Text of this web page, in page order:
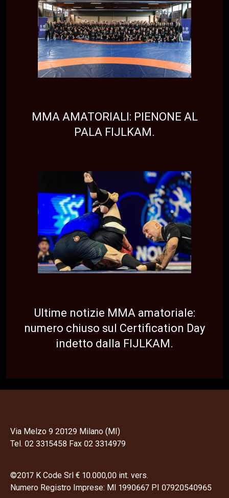
MMA AMATORIALI: PIENONE AL
PALA FIJLKAM.
Ultime notizie MMA amatoriale:
numero chiuso sul Certification Day
indetto dalla FIJLKAM.
Via Melzo 9 20129 Milano (MI)
Tel. 02 3315458 Fax 02 3314979
©2017 K Code Srl € 10.000,00 int. vers.
Numero Registro Imprese: MI 1990667 PI 07920540965